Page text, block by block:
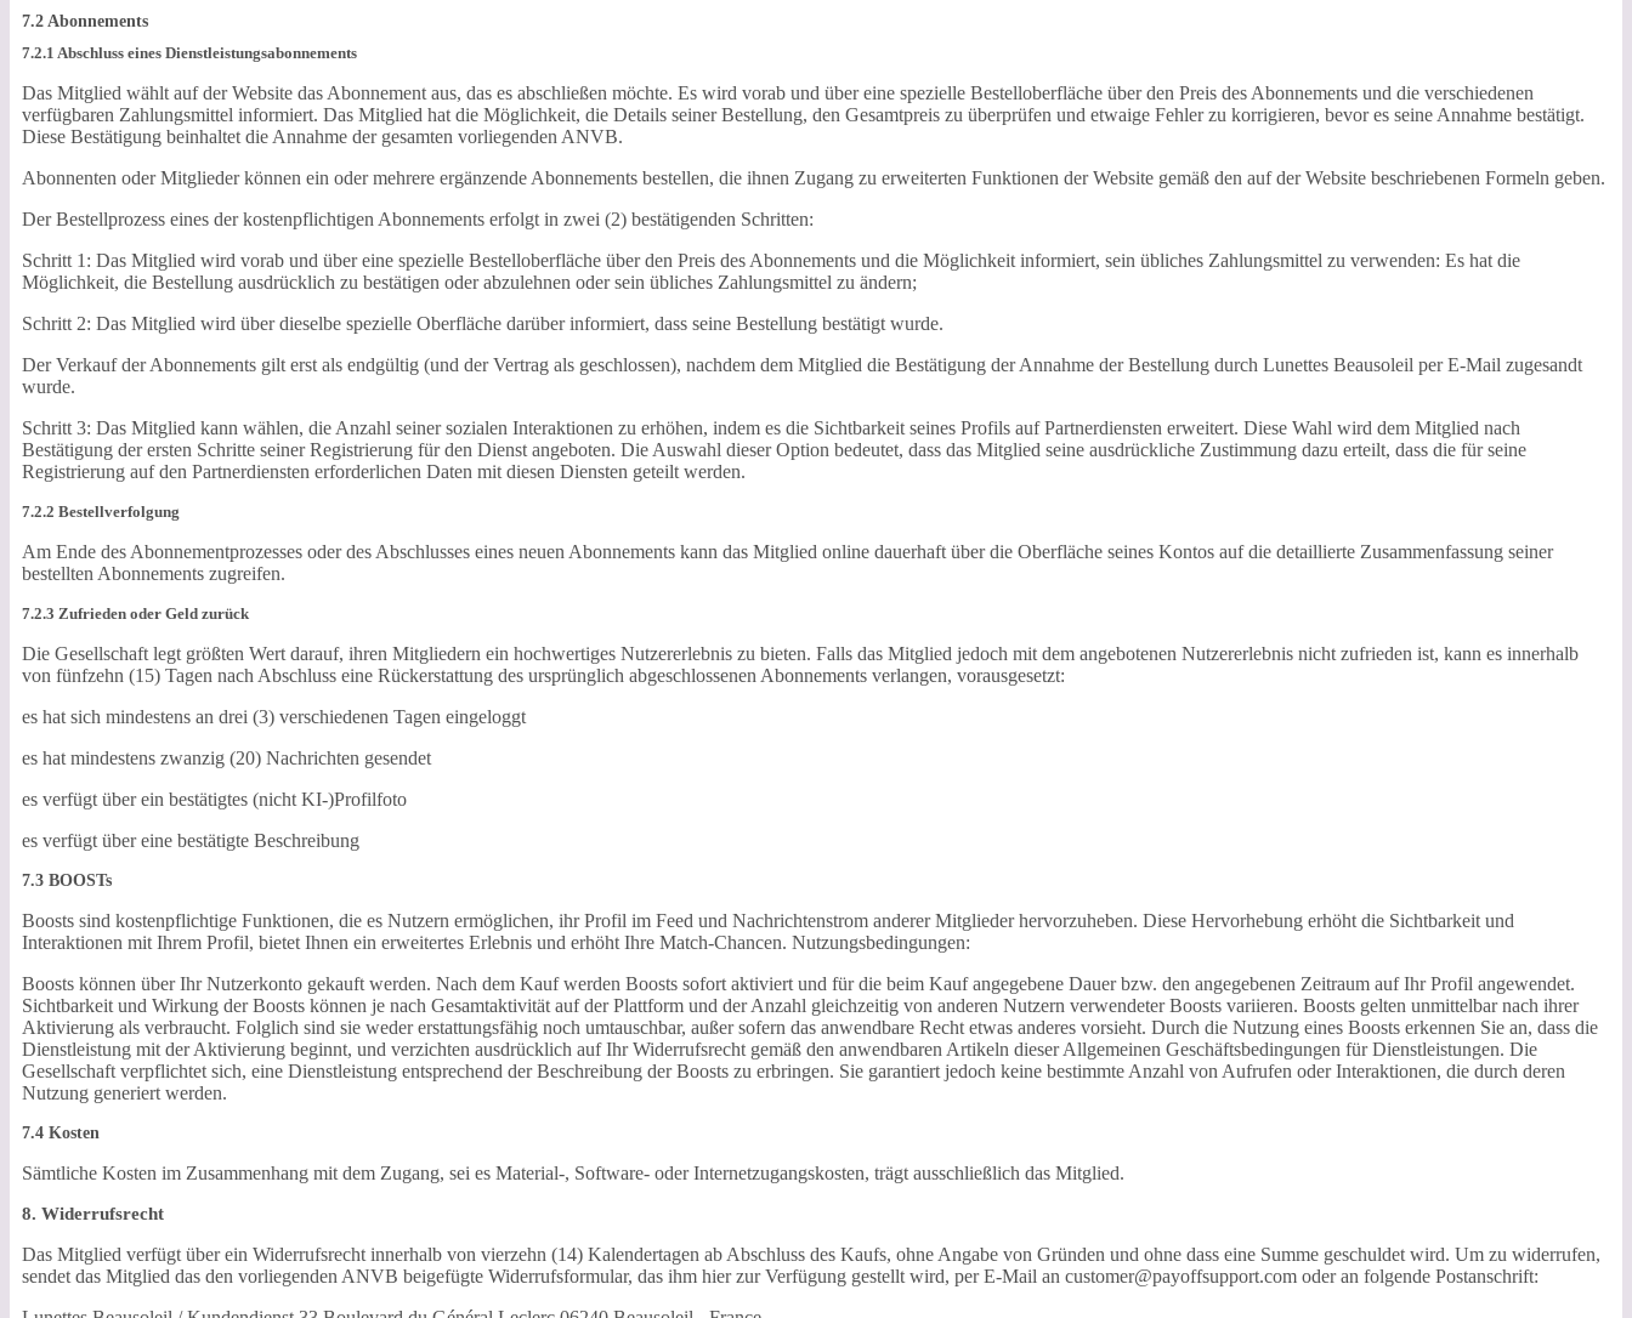
7.2 Abonnements
7.2.1 Abschluss eines Dienstleistungsabonnements
Das Mitglied wählt auf der Website das Abonnement aus, das es abschließen möchte. Es wird vorab und über eine spezielle Bestelloberfläche über den Preis des Abonnements und die verschiedenen
verfügbaren Zahlungsmittel informiert. Das Mitglied hat die Möglichkeit, die Details seiner Bestellung, den Gesamtpreis zu überprüfen und etwaige Fehler zu korrigieren, bevor es seine Annahme bestätigt.
Diese Bestätigung beinhaltet die Annahme der gesamten vorliegenden ANVB.
Abonnenten oder Mitglieder können ein oder mehrere ergänzende Abonnements bestellen, die ihnen Zugang zu erweiterten Funktionen der Website gemäß den auf der Website beschriebenen Formeln geben.
Der Bestellprozess eines der kostenpflichtigen Abonnements erfolgt in zwei (2) bestätigenden Schritten:
Schritt 1: Das Mitglied wird vorab und über eine spezielle Bestelloberfläche über den Preis des Abonnements und die Möglichkeit informiert, sein übliches Zahlungsmittel zu verwenden: Es hat die
Möglichkeit, die Bestellung ausdrücklich zu bestätigen oder abzulehnen oder sein übliches Zahlungsmittel zu ändern;
Schritt 2: Das Mitglied wird über dieselbe spezielle Oberfläche darüber informiert, dass seine Bestellung bestätigt wurde.
Der Verkauf der Abonnements gilt erst als endgültig (und der Vertrag als geschlossen), nachdem dem Mitglied die Bestätigung der Annahme der Bestellung durch Lunettes Beausoleil per E-Mail zugesandt
wurde.
Schritt 3: Das Mitglied kann wählen, die Anzahl seiner sozialen Interaktionen zu erhöhen, indem es die Sichtbarkeit seines Profils auf Partnerdiensten erweitert. Diese Wahl wird dem Mitglied nach
Bestätigung der ersten Schritte seiner Registrierung für den Dienst angeboten. Die Auswahl dieser Option bedeutet, dass das Mitglied seine ausdrückliche Zustimmung dazu erteilt, dass die für seine
Registrierung auf den Partnerdiensten erforderlichen Daten mit diesen Diensten geteilt werden.
7.2.2 Bestellverfolgung
Am Ende des Abonnementprozesses oder des Abschlusses eines neuen Abonnements kann das Mitglied online dauerhaft über die Oberfläche seines Kontos auf die detaillierte Zusammenfassung seiner
bestellten Abonnements zugreifen.
7.2.3 Zufrieden oder Geld zurück
Die Gesellschaft legt größten Wert darauf, ihren Mitgliedern ein hochwertiges Nutzererlebnis zu bieten. Falls das Mitglied jedoch mit dem angebotenen Nutzererlebnis nicht zufrieden ist, kann es innerhalb
von fünfzehn (15) Tagen nach Abschluss eine Rückerstattung des ursprünglich abgeschlossenen Abonnements verlangen, vorausgesetzt:
es hat sich mindestens an drei (3) verschiedenen Tagen eingeloggt
es hat mindestens zwanzig (20) Nachrichten gesendet
es verfügt über ein bestätigtes (nicht KI-)Profilfoto
es verfügt über eine bestätigte Beschreibung
7.3 BOOSTs
Boosts sind kostenpflichtige Funktionen, die es Nutzern ermöglichen, ihr Profil im Feed und Nachrichtenstrom anderer Mitglieder hervorzuheben. Diese Hervorhebung erhöht die Sichtbarkeit und
Interaktionen mit Ihrem Profil, bietet Ihnen ein erweitertes Erlebnis und erhöht Ihre Match-Chancen. Nutzungsbedingungen:
Boosts können über Ihr Nutzerkonto gekauft werden. Nach dem Kauf werden Boosts sofort aktiviert und für die beim Kauf angegebene Dauer bzw. den angegebenen Zeitraum auf Ihr Profil angewendet.
Sichtbarkeit und Wirkung der Boosts können je nach Gesamtaktivität auf der Plattform und der Anzahl gleichzeitig von anderen Nutzern verwendeter Boosts variieren. Boosts gelten unmittelbar nach ihrer
Aktivierung als verbraucht. Folglich sind sie weder erstattungsfähig noch umtauschbar, außer sofern das anwendbare Recht etwas anderes vorsieht. Durch die Nutzung eines Boosts erkennen Sie an, dass die
Dienstleistung mit der Aktivierung beginnt, und verzichten ausdrücklich auf Ihr Widerrufsrecht gemäß den anwendbaren Artikeln dieser Allgemeinen Geschäftsbedingungen für Dienstleistungen. Die
Gesellschaft verpflichtet sich, eine Dienstleistung entsprechend der Beschreibung der Boosts zu erbringen. Sie garantiert jedoch keine bestimmte Anzahl von Aufrufen oder Interaktionen, die durch deren
Nutzung generiert werden.
7.4 Kosten
Sämtliche Kosten im Zusammenhang mit dem Zugang, sei es Material-, Software- oder Internetzugangskosten, trägt ausschließlich das Mitglied.
8. Widerrufsrecht
Das Mitglied verfügt über ein Widerrufsrecht innerhalb von vierzehn (14) Kalendertagen ab Abschluss des Kaufs, ohne Angabe von Gründen und ohne dass eine Summe geschuldet wird. Um zu widerrufen,
sendet das Mitglied das den vorliegenden ANVB beigefügte Widerrufsformular, das ihm hier zur Verfügung gestellt wird, per E-Mail an customer@payoffsupport.com oder an folgende Postanschrift: